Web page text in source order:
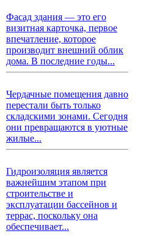
Фасад здания — это его
визитная карточка, первое
впечатление, которое
производит внешний облик
дома. В последние годы...
Чердачные помещения давно
перестали быть только
складскими зонами. Сегодня
они превращаются в уютные
жилые...
Гидроизоляция является
важнейшим этапом при
строительстве и
эксплуатации бассейнов и
террас, поскольку она
обеспечивает...